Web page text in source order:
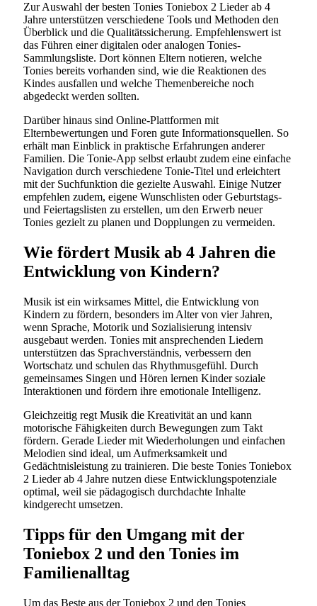
Zur Auswahl der besten Tonies Toniebox 2 Lieder ab 4
Jahre unterstützen verschiedene Tools und Methoden den
Überblick und die Qualitätssicherung. Empfehlenswert ist
das Führen einer digitalen oder analogen Tonies-
Sammlungsliste. Dort können Eltern notieren, welche
Tonies bereits vorhanden sind, wie die Reaktionen des
Kindes ausfallen und welche Themenbereiche noch
abgedeckt werden sollten.
Darüber hinaus sind Online-Plattformen mit
Elternbewertungen und Foren gute Informationsquellen. So
erhält man Einblick in praktische Erfahrungen anderer
Familien. Die Tonie-App selbst erlaubt zudem eine einfache
Navigation durch verschiedene Tonie-Titel und erleichtert
mit der Suchfunktion die gezielte Auswahl. Einige Nutzer
empfehlen zudem, eigene Wunschlisten oder Geburtstags-
und Feiertagslisten zu erstellen, um den Erwerb neuer
Tonies gezielt zu planen und Dopplungen zu vermeiden.
Wie fördert Musik ab 4 Jahren die
Entwicklung von Kindern?
Musik ist ein wirksames Mittel, die Entwicklung von
Kindern zu fördern, besonders im Alter von vier Jahren,
wenn Sprache, Motorik und Sozialisierung intensiv
ausgebaut werden. Tonies mit ansprechenden Liedern
unterstützen das Sprachverständnis, verbessern den
Wortschatz und schulen das Rhythmusgefühl. Durch
gemeinsames Singen und Hören lernen Kinder soziale
Interaktionen und fördern ihre emotionale Intelligenz.
Gleichzeitig regt Musik die Kreativität an und kann
motorische Fähigkeiten durch Bewegungen zum Takt
fördern. Gerade Lieder mit Wiederholungen und einfachen
Melodien sind ideal, um Aufmerksamkeit und
Gedächtnisleistung zu trainieren. Die beste Tonies Toniebox
2 Lieder ab 4 Jahre nutzen diese Entwicklungspotenziale
optimal, weil sie pädagogisch durchdachte Inhalte
kindgerecht umsetzen.
Tipps für den Umgang mit der
Toniebox 2 und den Tonies im
Familienalltag
Um das Beste aus der Toniebox 2 und den Tonies